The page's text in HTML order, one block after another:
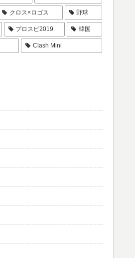
クロス×ロゴス 野球
プロスピ2019 韓国
Clash Mini